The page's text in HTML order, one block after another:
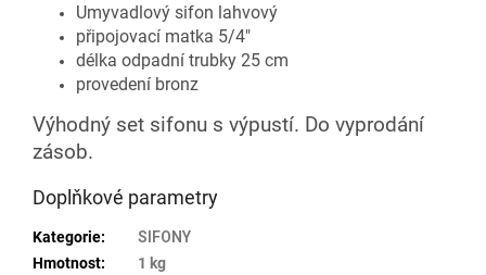
Umyvadlový sifon lahvový
připojovací matka 5/4"
délka odpadní trubky 25 cm
provedení bronz
Výhodný set sifonu s výpustí. Do vyprodání
zásob.
Doplňkové parametry
Kategorie:
SIFONY
Hmotnost:
1 kg